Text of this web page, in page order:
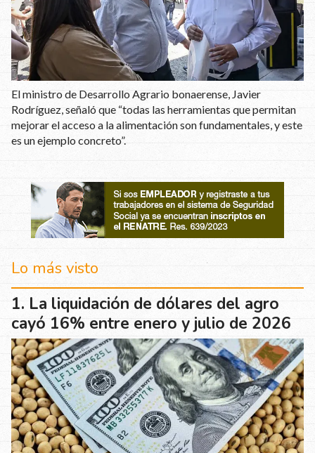
El ministro de Desarrollo Agrario bonaerense, Javier
Rodríguez, señaló que “todas las herramientas que permitan
mejorar el acceso a la alimentación son fundamentales, y este
es un ejemplo concreto”.
Lo más visto
La liquidación de dólares del agro
cayó 16% entre enero y julio de 2026